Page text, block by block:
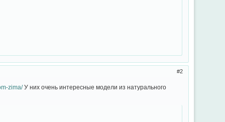
2
zima/У них очень интересные модели из натурального